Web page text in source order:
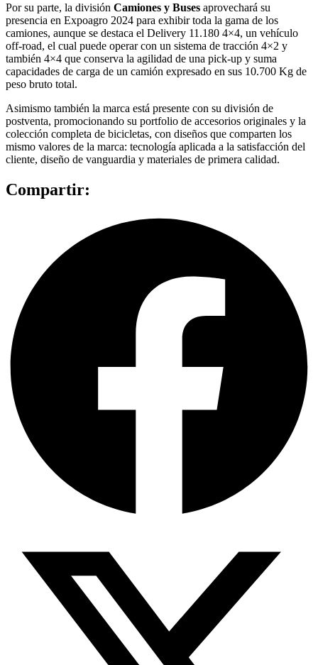
Por su parte, la división Camiones y Buses aprovechará su
presencia en Expoagro 2024 para exhibir toda la gama de los
camiones, aunque se destaca el Delivery 11.180 4×4, un vehículo
off-road, el cual puede operar con un sistema de tracción 4×2 y
también 4×4 que conserva la agilidad de una pick-up y suma
capacidades de carga de un camión expresado en sus 10.700 Kg de
peso bruto total.
Asimismo también la marca está presente con su división de
postventa, promocionando su portfolio de accesorios originales y la
colección completa de bicicletas, con diseños que comparten los
mismo valores de la marca: tecnología aplicada a la satisfacción del
cliente, diseño de vanguardia y materiales de primera calidad.
Compartir: